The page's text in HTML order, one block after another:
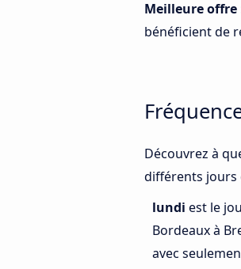
Meilleure offre
bénéficient de
Découvrez à
différents jours
lundi est le
Bordeaux à
avec